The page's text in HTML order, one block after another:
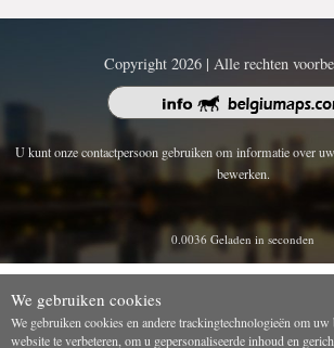
Copyright 2026 | Alle rechten
U kunt onze contactpersoon gebruiken om informatie over
bewerken.
0.0036 Geladen in seconden
We gebruiken cookies
We gebruiken cookies en andere trackingtechnologieën om
website te verbeteren, om u gepersonaliseerde inhoud en